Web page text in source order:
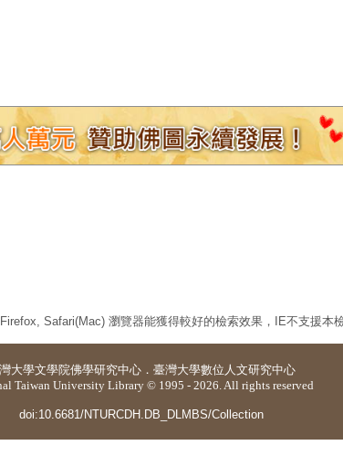
Safari(Mac) 瀏覽器能獲得較好的檢索效果，IE不支援本檢
大學文學院佛學研究中心 ． 臺灣大學數位人文研究中心
Taiwan University Library © 1995 - 2026. All rights reserved
doi:10.6681/NTURCDH.DB_DLMBS/Collection